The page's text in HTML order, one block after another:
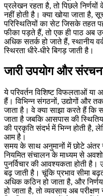
प्रलेखन रहता है, तो पिछले निर्णयों
नहीं होती है। क्या खोया जाता है,
परिस्थितियों का सेट जिसके तहत
फीका पड़ते हैं, तो एक ही पाठ अब
अधिक सतर्क हो जाते हैं, स्थानीय
स्थिरता धीरे-धीरे बिगड़ जाती है।
जारी उपयोग और
ये परिवर्तन विशिष्ट विफलताओं या
हैं। विभिन्न संगठनों, उद्योगों और
जाता है। वे क्या साझा करते हैं कि
जाता है जबकि आसपास की
की प्रकृति संदर्भ में भिन्न होती है,
आम है।
समय के साथ अनुमानों में छोटे अंतर
नियमित संचालन के माध्यम से
पुनर्विचार की आवश्यकता होती
बढ़ जाती है। चूंकि प्रभाव सीमा
अधिक कठिन हो जाता है, और
हो जाता है, तो व्यवसाय अब